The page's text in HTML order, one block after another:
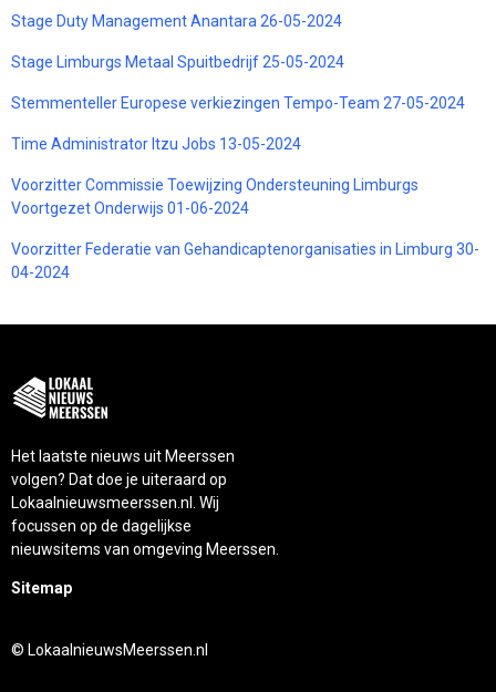
Stage Duty Management Anantara 26-05-2024
Stage Limburgs Metaal Spuitbedrijf 25-05-2024
Stemmenteller Europese verkiezingen Tempo-Team 27-05-2024
Time Administrator Itzu Jobs 13-05-2024
Voorzitter Commissie Toewijzing Ondersteuning Limburgs
Voortgezet Onderwijs 01-06-2024
Voorzitter Federatie van Gehandicaptenorganisaties in Limburg 30-
04-2024
Het laatste nieuws uit Meerssen
volgen? Dat doe je uiteraard op
Lokaalnieuwsmeerssen.nl. Wij
focussen op de dagelijkse
nieuwsitems van omgeving Meerssen.
Sitemap
© LokaalnieuwsMeerssen.nl